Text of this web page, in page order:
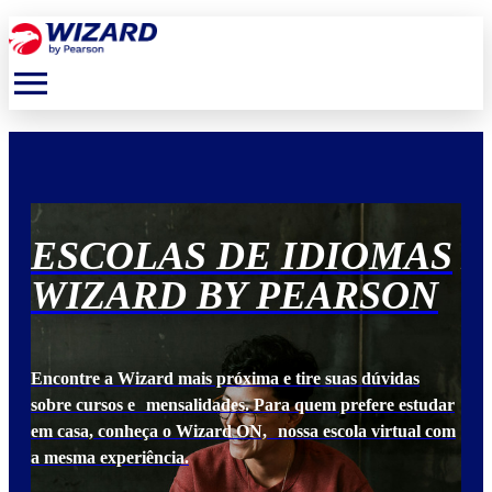
menu
ESCOLAS DE IDIOMAS
WIZARD BY PEARSON
Encontre a Wizard mais próxima e tire suas dúvidas
sobre cursos e mensalidades. Para quem prefere estudar
em casa, conheça o Wizard ON, nossa escola virtual com
a mesma experiência.